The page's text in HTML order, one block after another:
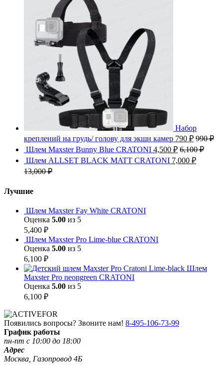
Набор
креплений на грудь/ голову для экшн камер 790 ₽ 990₽
Шлем Maxster Bunny Blue CRATONI 4,500 ₽ 6,100₽
Шлем ALLSET BLACK MATT CRATONI 7,000 ₽
13,000₽
Лучшие
Шлем Maxster Fay White CRATONI
Оценка 5.00 из 5
5,400 ₽
Шлем Maxster Pro Lime-blue CRATONI
Оценка 5.00 из 5
6,100 ₽
Шлем
Maxster Pro neongreen CRATONI
Оценка 5.00 из 5
6,100 ₽
Появились вопросы? Звоните нам! 8-495-106-73-99
График работы
пн-пт с 10:00 до 18:00
Адрес
Москва, Газопровод 4Б